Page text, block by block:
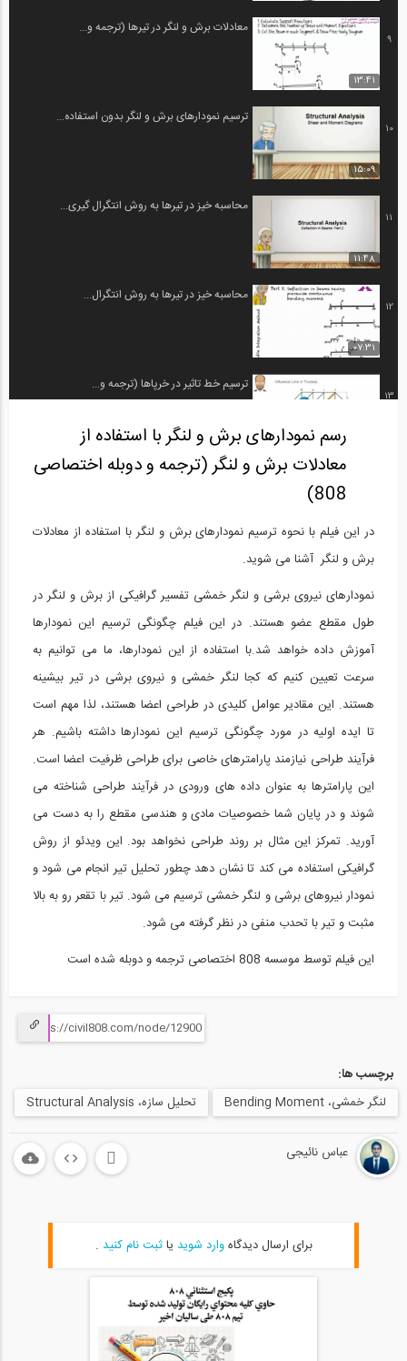
9
13:41
معادلات برش و لنگر در تیرها (ترجمه و...
10
15:09
ترسیم نمودارهای برش و لنگر بدون استفاده...
11
11:48
محاسبه خیز در تیرها به روش انتگرال گیری...
12
07:31
محاسبه خیز در تیرها به روش انتگرال...
13
ترسیم خط تاثیر در خرپاها (ترجمه و...
09:35
روش نیرو- قسمت اول (ترجمه و دوبله...
11:38
محاسبه خیز در تیرها به روش انتگرال...
04:42
محاسبه خیز در تیرها به روش انتگرال گیری...
10:58
تحلیل تیرها تحت بارهای گسترده مختلف-...
تحلیل تیرها تحت بارهای گسترده مختلف-...
21
07:25
مروری بر روش شیب افت در تحلیل سازه ها (...
رسم نمودارهای برش و لنگر با استفاده از
معادلات برش و لنگر (ترجمه و دوبله اختصاصی
808)
در این فیلم با نحوه ترسیم نمودارهای برش و لنگر با استفاده از معادلات
برش و لنگر آشنا می شوید.
نمودارهای نیروی برشی و لنگر خمشی تفسیر گرافیکی از برش و لنگر در
طول مقطع عضو هستند. در این فیلم چگونگی ترسیم این نمودارها
آموزش داده خواهد شد.با استفاده از این نمودارها، ما می توانیم به
سرعت تعیین کنیم که کجا لنگر خمشی و نیروی برشی در تیر بیشینه
هستند. این مقادیر عوامل کلیدی در طراحی اعضا هستند، لذا مهم است
تا ایده اولیه در مورد چگونگی ترسیم این نمودارها داشته باشیم. هر
فرآیند طراحی نیازمند پارامترهای خاصی برای طراحی ظرفیت اعضا است.
این پارامترها به عنوان داده های ورودی در فرآیند طراحی شناخته می
شوند و در پایان شما خصوصیات مادی و هندسی مقطع را به دست می
آورید. تمرکز این مثال بر روند طراحی نخواهد بود. این ویدئو از روش
گرافیکی استفاده می کند تا نشان دهد چطور تحلیل تیر انجام می شود و
نمودار نیروهای برشی و لنگر خمشی ترسیم می شود. تیر با تقعر رو به بالا
مثبت و تیر با تحدب منفی در نظر گرفته می شود.
این فیلم توسط موسسه 808 اختصاصی ترجمه و دوبله شده است
برچسب ها:
لنگر خمشی، Bending Moment
تحلیل سازه، Structural Analysis
عباس نائیجی
برای ارسال دیدگاهوارد شوید یاثبت نام کنید .